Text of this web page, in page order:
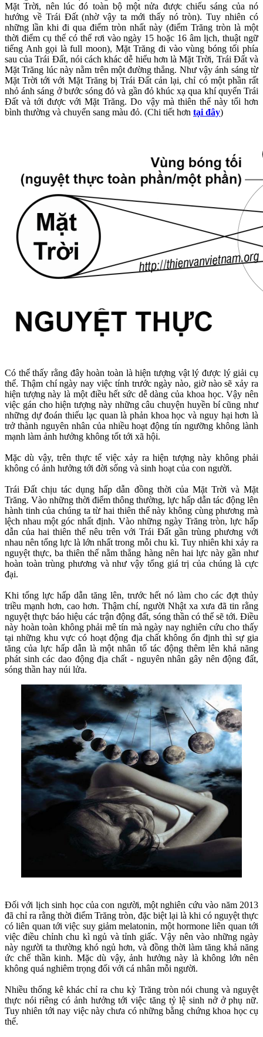
Mặt Trời, nên lúc đó toàn bộ một nửa được chiếu sáng của nó
hướng về Trái Đất (nhờ vậy ta mới thấy nó tròn). Tuy nhiên có
những lần khi đi qua điểm tròn nhất này (điểm Trăng tròn là một
thời điểm cụ thể có thể rơi vào ngày 15 hoặc 16 âm lịch, thuật ngữ
tiếng Anh gọi là full moon), Mặt Trăng đi vào vùng bóng tối phía
sau của Trái Đất, nói cách khác dễ hiểu hơn là Mặt Trời, Trái Đất và
Mặt Trăng lúc này nằm trên một đường thẳng. Như vậy ánh sáng từ
Mặt Trời tới với Mặt Trăng bị Trái Đất cản lại, chỉ có một phần rất
nhỏ ánh sáng ở bước sóng đỏ và gần đỏ khúc xạ qua khí quyển Trái
Đất và tới được với Mặt Trăng. Do vậy mà thiên thể này tối hơn
bình thường và chuyển sang màu đỏ. (Chi tiết hơn tại đây)
Có thể thấy rằng đây hoàn toàn là hiện tượng vật lý được lý giải cụ
thể. Thậm chí ngày nay việc tính trước ngày nào, giờ nào sẽ xảy ra
hiện tượng này là một điều hết sức dễ dàng của khoa học. Vậy nên
việc gán cho hiện tượng này những câu chuyện huyền bí cũng như
những dự đoán thiếu lạc quan là phản khoa học và nguy hại hơn là
trở thành nguyên nhân của nhiều hoạt động tín ngưỡng không lành
mạnh làm ảnh hưởng không tốt tới xã hội.
Mặc dù vậy, trên thực tế việc xảy ra hiện tượng này không phải
không có ảnh hưởng tới đời sống và sinh hoạt của con người.
Trái Đất chịu tác dụng hấp dẫn đồng thời của Mặt Trời và Mặt
Trăng. Vào những thời điểm thông thường, lực hấp dẫn tác động lên
hành tinh của chúng ta từ hai thiên thể này không cùng phương mà
lệch nhau một góc nhất định. Vào những ngày Trăng tròn, lực hấp
dẫn của hai thiên thể nêu trên với Trái Đất gần trùng phương với
nhau nên tổng lực là lớn nhất trong mỗi chu kì. Tuy nhiên khi xảy ra
nguyệt thực, ba thiên thể nằm thẳng hàng nên hai lực này gần như
hoàn toàn trùng phương và như vậy tổng giá trị của chúng là cực
đại.
Khi tổng lực hấp dẫn tăng lên, trước hết nó làm cho các đợt thủy
triều mạnh hơn, cao hơn. Thậm chí, người Nhật xa xưa đã tin rằng
nguyệt thực báo hiệu các trận động đất, sóng thần có thể sẽ tới. Điều
này hoàn toàn không phải mê tín mà ngày nay nghiên cứu cho thấy
tại những khu vực có hoạt động địa chất không ổn định thì sự gia
tăng của lực hấp dẫn là một nhân tố tác động thêm lên khả năng
phát sinh các dao động địa chất - nguyên nhân gây nên động đất,
sóng thần hay núi lửa.
Đối với lịch sinh học của con người, một nghiên cứu vào năm 2013
đã chỉ ra rằng thời điểm Trăng tròn, đặc biệt lại là khi có nguyệt thực
có liên quan tới việc suy giảm melatonin, một hormone liên quan tới
việc điều chỉnh chu kì ngủ và tỉnh giấc. Vậy nên vào những ngày
này người ta thường khó ngủ hơn, và đồng thời làm tăng khả năng
ức chế thần kinh. Mặc dù vậy, ảnh hưởng này là không lớn nên
không quá nghiêm trọng đối với cá nhân mỗi người.
Nhiều thống kê khác chỉ ra chu kỳ Trăng tròn nói chung và nguyệt
thực nói riêng có ảnh hưởng tới việc tăng tỷ lệ sinh nở ở phụ nữ.
Tuy nhiên tới nay việc này chưa có những bằng chứng khoa học cụ
thể.